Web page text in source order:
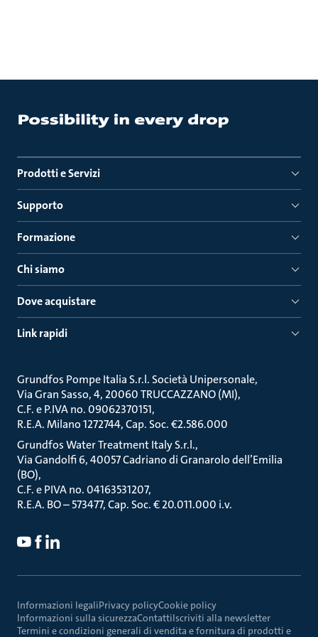
Prodotti e Servizi
Supporto
Formazione
Chi siamo
Dove acquistare
Link rapidi
Grundfos Pompe Italia S.r.l. Società Unipersonale
Via Gran Sasso, 4, 20060 TRUCCAZZANO (MI)
C.F. e P.IVA no. 09062370151
R.E.A. Milano 1272744, Cap. Soc. €2.586.000
Grundfos Water Treatment Italy S.r.l.
Via Gandolfi 6, 40057 Cadriano di Granarolo dell’Emilia
(BO)
C.F. e PIVA no. 04163531207
R.E.A. BO – 573477, Cap. Soc. € 20.011.000 i.v.
Informazioni legaliPrivacy policyCookie policy
Informazioni sulla sicurezzaContattiIscriviti alla newsletter
Termini e condizioni generali di vendita e fornitura di prodotti e